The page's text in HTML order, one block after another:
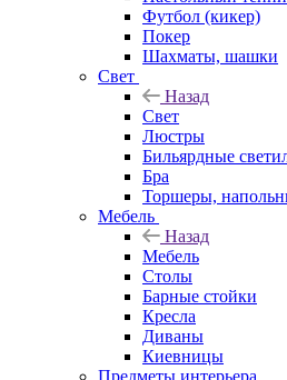
Футбол (кикер)
Покер
Шахматы, шашки
Свет
Назад
Свет
Люстры
Бильярдные
Бра
Торшеры,
Мебель
Назад
Мебель
Столы
Барные стойки
Кресла
Диваны
Киевницы
Предметы интерьера